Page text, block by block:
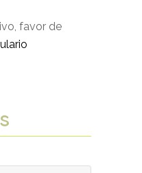
favor de